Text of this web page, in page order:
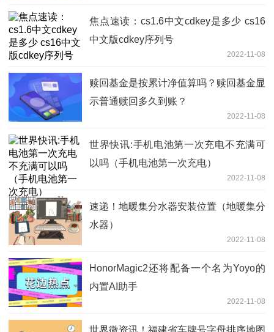
焦点速读：cs1.6中文cdkey是多少 cs16
中文版cdkey序列号
2022-11-08
赎回基金是按累计净值算吗？赎回基金显
示普通赎回多久到账？
2022-11-08
世界快讯:手机电池第一次充电不充满可
以吗（手机电池第一次充电）
2022-11-08
速递！地暖集分水器安装位置（地暖集分
水器）
2022-11-08
HonorMagic2还将配备一个名为Yoyo的
内置AI助手
2022-11-08
世界微资讯！福建省车牌号字母排序地图